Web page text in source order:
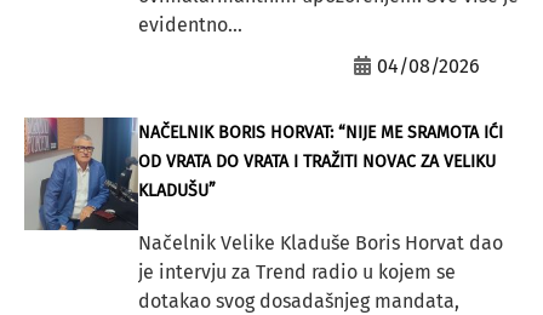
evidentno...
04/08/2026
NAČELNIK BORIS HORVAT: “NIJE ME SRAMOTA IĆI
OD VRATA DO VRATA I TRAŽITI NOVAC ZA VELIKU
KLADUŠU”
Načelnik Velike Kladuše Boris Horvat dao
je intervju za Trend radio u kojem se
dotakao svog dosadašnjeg mandata,